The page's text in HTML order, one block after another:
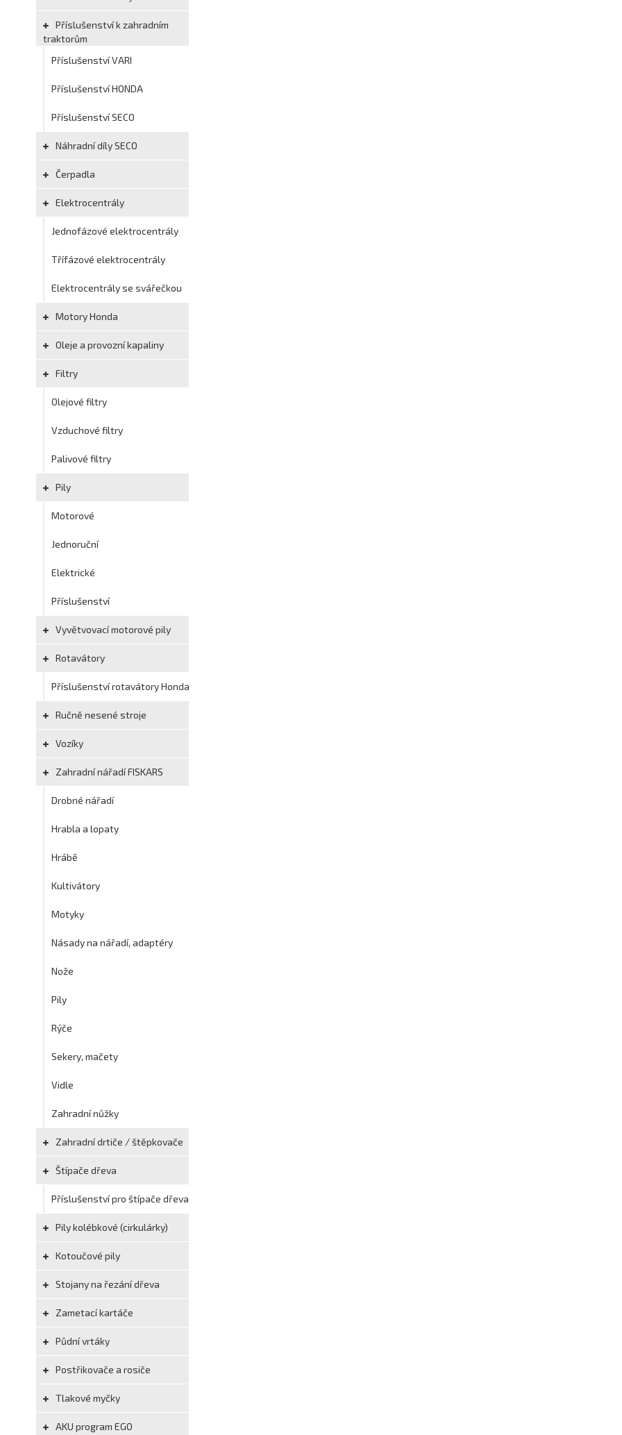
Příslušenství k zahradním
traktorům
Příslušenství VARI
Příslušenství HONDA
Příslušenství SECO
Náhradní díly SECO
Čerpadla
Elektrocentrály
Jednofázové elektrocentrály
Třífázové elektrocentrály
Elektrocentrály se svářečkou
Motory Honda
Oleje a provozní kapaliny
Filtry
Olejové filtry
Vzduchové filtry
Palivové filtry
Pily
Motorové
Jednoruční
Elektrické
Příslušenství
Vyvětvovací motorové pily
Rotavátory
Příslušenství rotavátory Honda
Ručně nesené stroje
Vozíky
Zahradní nářadí FISKARS
Drobné nářadí
Hrabla a lopaty
Hrábě
Kultivátory
Motyky
Násady na nářadí, adaptéry
Nože
Pily
Rýče
Sekery, mačety
Vidle
Zahradní nůžky
Zahradní drtiče / štěpkovače
Štípače dřeva
Příslušenství pro štípače dřeva
Pily kolébkové (cirkulárky)
Kotoučové pily
Stojany na řezání dřeva
Zametací kartáče
Půdní vrtáky
Postřikovače a rosiče
Tlakové myčky
AKU program EGO